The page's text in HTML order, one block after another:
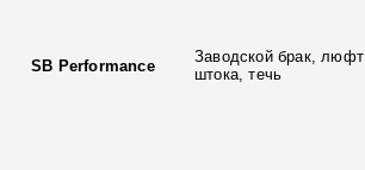
SB Performance
Заводской брак, люфт
штока, течь